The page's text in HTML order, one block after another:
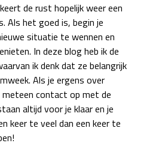
de rust hopelijk weer een
Als het goed is, begin je
situatie te wennen en
In deze blog heb ik de
ik denk dat ze belangrijk
Als je ergens over
contact op met de
altijd voor je klaar en je
keer te veel dan een keer te